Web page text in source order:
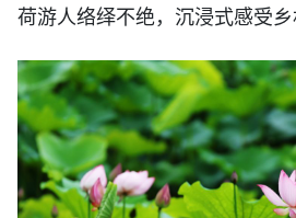
荷游人络绎不绝，沉浸式感受乡